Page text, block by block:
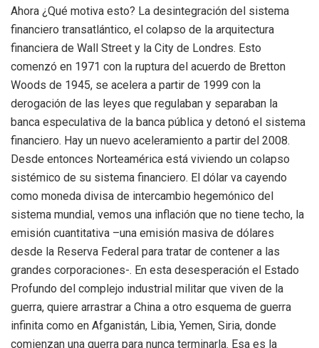
Ahora ¿Qué motiva esto? La desintegración del sistema
financiero transatlántico, el colapso de la arquitectura
financiera de Wall Street y la City de Londres. Esto
comenzó en 1971 con la ruptura del acuerdo de Bretton
Woods de 1945, se acelera a partir de 1999 con la
derogación de las leyes que regulaban y separaban la
banca especulativa de la banca pública y detonó el sistema
financiero. Hay un nuevo aceleramiento a partir del 2008.
Desde entonces Norteamérica está viviendo un colapso
sistémico de su sistema financiero. El dólar va cayendo
como moneda divisa de intercambio hegemónico del
sistema mundial, vemos una inflación que no tiene techo, la
emisión cuantitativa –una emisión masiva de dólares
desde la Reserva Federal para tratar de contener a las
grandes corporaciones-. En esta desesperación el Estado
Profundo del complejo industrial militar que viven de la
guerra, quiere arrastrar a China a otro esquema de guerra
infinita como en Afganistán, Libia, Yemen, Siria, donde
comienzan una guerra para nunca terminarla. Esa es la